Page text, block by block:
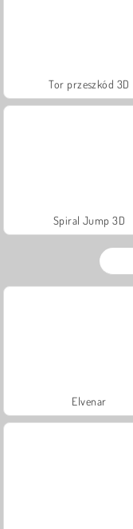
Tor przeszkód 3D
Spiral Jump 3D
Elvenar